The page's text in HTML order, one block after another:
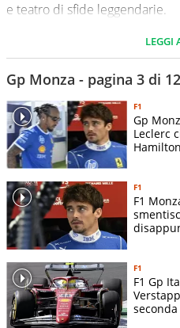
e teatro di sfide leggendarie.
LEGGI
Gp Monza - pagina 3 di 12
F1
Gp
Leclerc
F1
F1
F1
F1 Gp